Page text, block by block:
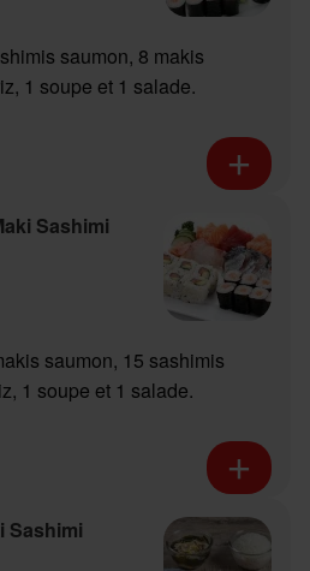
saumon, 8 makis
1 soupe et 1 salade.
Sashimi
saumon, 15 sashimis
1 soupe et 1 salade.
Sashimi